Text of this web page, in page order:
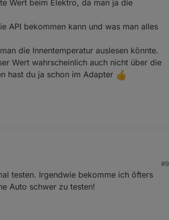
Wert beim Elektro, da man ja die
API bekommen kann und was man alles
die Innentemperatur auslesen könnte.
Wert wahrscheinlich auch nicht über die
hast du ja schon im Adapter
beim Elektro, da man ja die Ladeinfrastruktur
#9
testen. Irgendwie bekomme ich öfters
Auto schwer zu testen!